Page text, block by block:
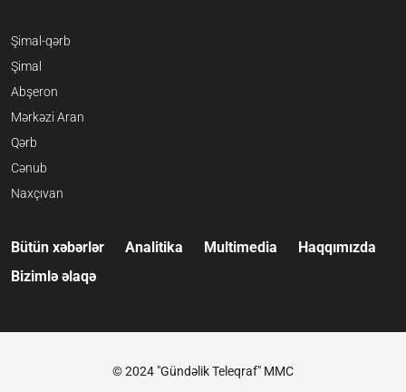
Şimal-qərb
Şimal
Abşeron
Mərkəzi Aran
Qərb
Cənub
Naxçıvan
Bütün xəbərlər Analitika Multimedia
Haqqımızda
Bizimlə əlaqə
© 2024 "Gündəlik Teleqraf" MMC